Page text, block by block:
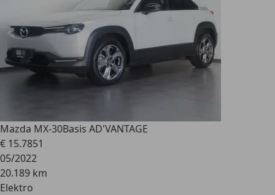
Mazda MX-30Basis AD'VANTAGE
€ 15.7851
05/2022
20.189 km
Elektro